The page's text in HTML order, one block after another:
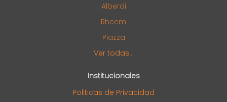
Alberdi
Rheem
Piazza
Ver todas...
Institucionales
Politicas de Privacidad